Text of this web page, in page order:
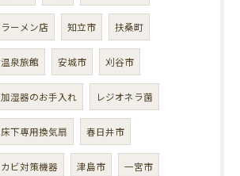
ラーメン店 知立市 扶桑町
温泉旅館 安城市 刈谷市
加湿器のお手入れ レジオネラ菌
床下専用換気扇 春日井市
カビ対策機器 津島市 一宮市